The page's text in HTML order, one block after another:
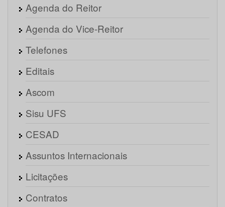
Agenda do Reitor
Agenda do Vice-Reitor
Telefones
Editais
Ascom
Sisu UFS
CESAD
Assuntos Internacionais
Licitações
Contratos